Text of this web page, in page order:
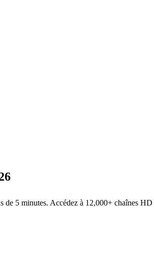
5 minutes. Accédez à 12,000+ chaînes